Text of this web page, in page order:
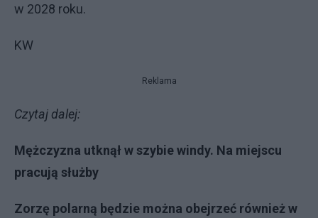
w 2028 roku.
KW
Reklama
Czytaj dalej:
Mężczyzna utknął w szybie windy. Na miejscu
pracują służby
Zorzę polarną będzie można obejrzeć również w